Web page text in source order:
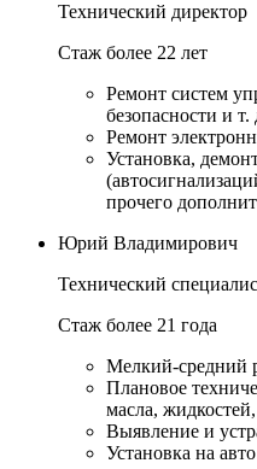
Технический директор
Стаж более 22 лет
Ремонт систем
безопасности и т.
Ремонт
Установка,
прочего
Юрий Владимирович
Технический
Стаж более 21 года
Мелкий-средний
Плановое
масла,
Выявление и
Установка на